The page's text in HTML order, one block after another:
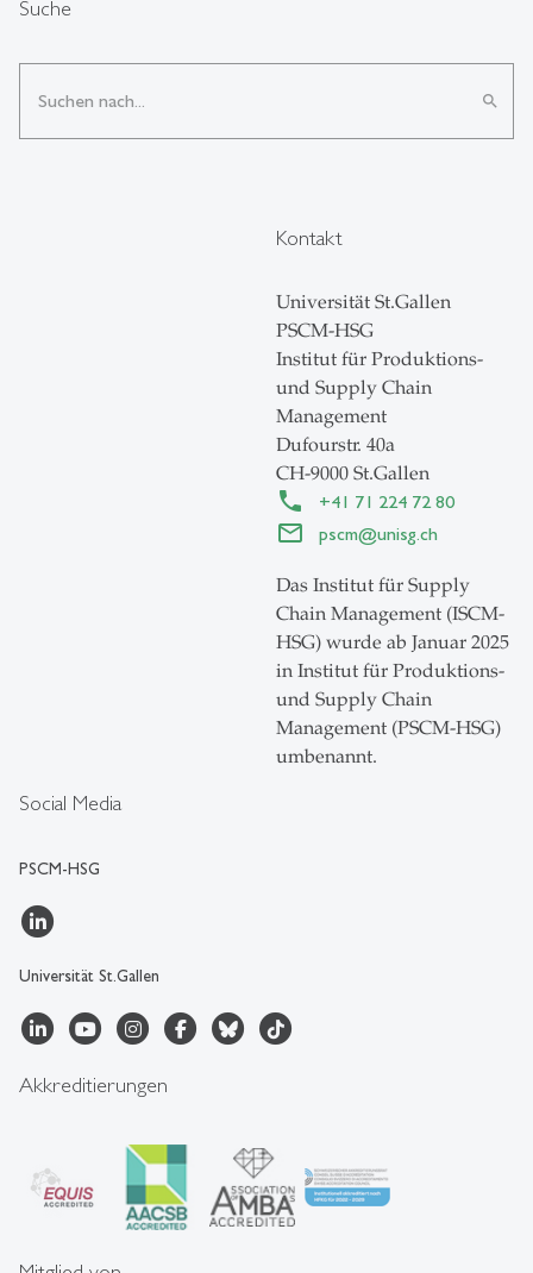
Suche
search
Social Media
PSCM-HSG
Universität St.Gallen
Kontakt
Universität St.Gallen
PSCM-HSG
Institut für Produktions-
und Supply Chain
Management
Dufourstr. 40a
CH-9000 St.Gallen
+41 71 224 72 80
pscm@unisg.ch
Das Institut für Supply
Chain Management (ISCM-
HSG) wurde ab Januar 2025
in Institut für Produktions-
und Supply Chain
Management (PSCM-HSG)
umbenannt.
Akkreditierungen